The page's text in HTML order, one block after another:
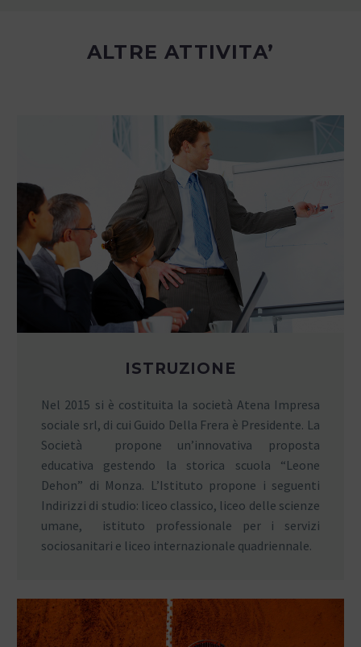
ALTRE ATTIVITA’
ISTRUZIONE
Nel 2015 si è costituita la società Atena Impresa
sociale srl, di cui Guido Della Frera è Presidente. La
Società propone un’innovativa proposta
educativa gestendo la storica scuola “Leone
Dehon” di Monza. L’Istituto propone i seguenti
Indirizzi di studio: liceo classico, liceo delle scienze
umane, istituto professionale per i servizi
sociosanitari e liceo internazionale quadriennale.